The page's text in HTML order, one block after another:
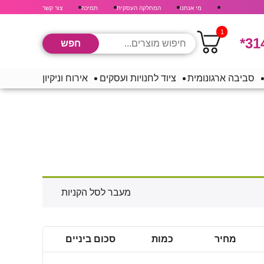
מי אנחנו המחלקה העסקית תמיכה צור קשר
1
סביבה ארגונומית ציוד לחנויות ועסקים אירוח וניקיון
מעבר לסל הקניות
מחיר כמות סכום ביניים